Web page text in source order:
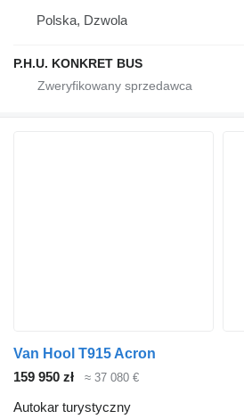
Polska, Dzwola
P.H.U. KONKRET BUS
Van Hool T915 Acron
159 950 zł
≈ 37 080 €
Autokar turystyczny